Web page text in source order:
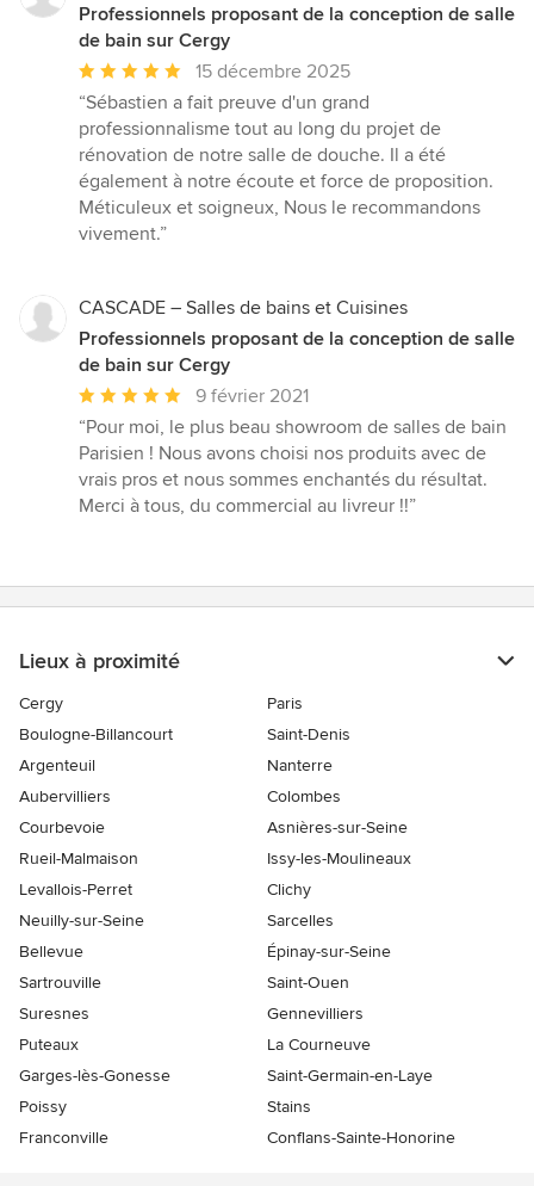
Professionnels proposant de la conception de salle
de bain sur Cergy
Note
moyenne
:
5
étoiles
sur
5
15 décembre 2025
“Sébastien a fait preuve d'un grand
professionnalisme tout au long du projet de
rénovation de notre salle de douche. Il a été
également à notre écoute et force de proposition.
Méticuleux et soigneux, Nous le recommandons
vivement.”
CASCADE – Salles de bains et Cuisines
Professionnels proposant de la conception de salle
de bain sur Cergy
Note
moyenne
:
5
étoiles
9 février 2021
“Pour moi, le plus beau showroom de salles de bain
Parisien ! Nous avons choisi nos produits avec de
vrais pros et nous sommes enchantés du résultat.
Merci à tous, du commercial au livreur !!”
Lieux à proximité
Cergy
Paris
Boulogne-Billancourt
Saint-Denis
Argenteuil
Nanterre
Aubervilliers
Colombes
Courbevoie
Asnières-sur-Seine
Rueil-Malmaison
Issy-les-Moulineaux
Levallois-Perret
Clichy
Neuilly-sur-Seine
Sarcelles
Bellevue
Épinay-sur-Seine
Sartrouville
Saint-Ouen
Suresnes
Gennevilliers
Puteaux
La Courneuve
Garges-lès-Gonesse
Saint-Germain-en-Laye
Poissy
Stains
Franconville
Conflans-Sainte-Honorine